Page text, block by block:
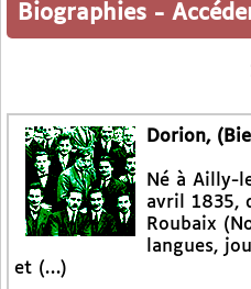
Biographies -
Dorion,
Né à Ailly-
avril 1835,
Roubaix
langues,
et (…)